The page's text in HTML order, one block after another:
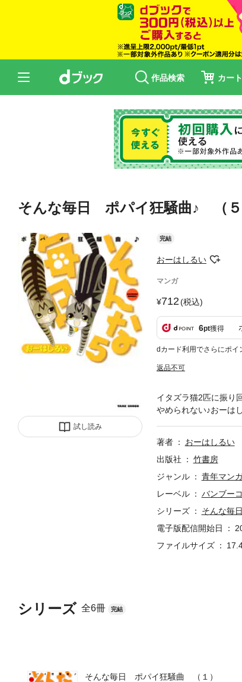
作品検索 カート
そんな毎日 ポパイ狂騒曲♪ （５
試し読み
完結
おーはしるい
マンガ
712(税込)
6pt獲得
dカード利用でさらにポイ
返品不可
シリーズ 全6冊 完結
そんな毎日 ポパイ狂騒曲 （１）
イタズラ猫2匹に振り
やめられない♪おーは
著者
おーはしるい
出版社
竹書房
ジャンル
青年マン
レーベル
バンブー
シリーズ
そんな毎
電子版配信開始日
ファイルサイズ